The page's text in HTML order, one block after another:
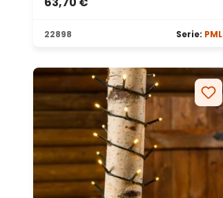
22898 Serie: PML